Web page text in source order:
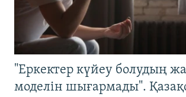
"Еркектер күйеу болудың
моделін шығармады".